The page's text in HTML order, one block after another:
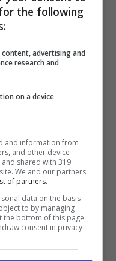
a letto, un
trovava
porta di casa
come la
avesse riportato
alcoolemico
. Resta il
vittima si è
del “Dono
trasferimento a
condizioni
the following
advertising and
research and
on a device
and information from
and other device
shared with 319
We and our partners
of partners.
data on the basis
to by managing
the bottom of this page
consent in privacy